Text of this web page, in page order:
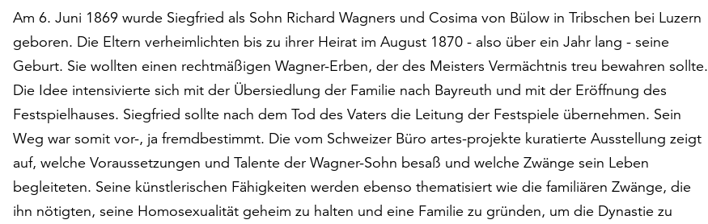
Am 6. Juni 1869 wurde Siegfried als Sohn Richard Wagners und Cosima von Bülow in Tribschen bei Luzern
geboren. Die Eltern verheimlichten bis zu ihrer Heirat im August 1870 - also über ein Jahr lang - seine
Geburt. Sie wollten einen rechtmäßigen Wagner-Erben, der des Meisters Vermächtnis treu bewahren sollte.
Die Idee intensivierte sich mit der Übersiedlung der Familie nach Bayreuth und mit der Eröffnung des
Festspielhauses. Siegfried sollte nach dem Tod des Vaters die Leitung der Festspiele übernehmen. Sein
Weg war somit vor-, ja fremdbestimmt. Die vom Schweizer Büro artes-projekte kuratierte Ausstellung zeigt
auf, welche Voraussetzungen und Talente der Wagner-Sohn besaß und welche Zwänge sein Leben
begleiteten. Seine künstlerischen Fähigkeiten werden ebenso thematisiert wie die familiären Zwänge, die
ihn nötigten, seine Homosexualität geheim zu halten und eine Familie zu gründen, um die Dynastie zu